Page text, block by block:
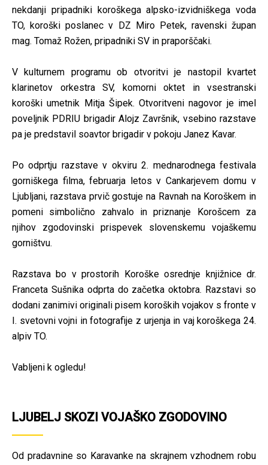
nekdanji pripadniki koroškega alpsko-izvidniškega voda
TO, koroški poslanec v DZ Miro Petek, ravenski župan
mag. Tomaž Rožen, pripadniki SV in praporščaki.
V kulturnem programu ob otvoritvi je nastopil kvartet
klarinetov orkestra SV, komorni oktet in vsestranski
koroški umetnik Mitja Šipek. Otvoritveni nagovor je imel
poveljnik PDRIU brigadir Alojz Završnik, vsebino razstave
pa je predstavil soavtor brigadir v pokoju Janez Kavar.
Po odprtju razstave v okviru 2. mednarodnega festivala
gorniškega filma, februarja letos v Cankarjevem domu v
Ljubljani, razstava prvič gostuje na Ravnah na Koroškem in
pomeni simbolično zahvalo in priznanje Korošcem za
njihov zgodovinski prispevek slovenskemu vojaškemu
gorništvu.
Razstava bo v prostorih Koroške osrednje knjižnice dr.
Franceta Sušnika odprta do začetka oktobra. Razstavi so
dodani zanimivi originali pisem koroških vojakov s fronte v
I. svetovni vojni in fotografije z urjenja in vaj koroškega 24.
alpiv TO.
Vabljeni k ogledu!
LJUBELJ SKOZI VOJAŠKO ZGODOVINO
Od pradavnine so Karavanke na skrajnem vzhodnem robu